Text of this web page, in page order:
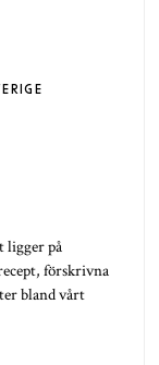
ligger på
förskrivna
bland vårt